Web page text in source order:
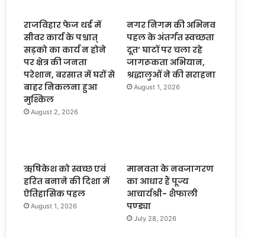
राजविहार फेज थर्ड में
सीवर कार्य के पश्चात्
सड़को का कार्य न होने
पर क्षेत्र की जनता
परेशान, बरसात में घरों से
बाहर निकलना हुआ
मुश्किल
August 2, 2026
नगर निगम की अभिनव
पहल के अंतर्गत स्वच्छता
दूत’ घाटों पर चला रहे
जागरूकता अभियान,
श्रद्धालुओं ने की सराहना
August 1, 2026
ऋषिकेश को स्वच्छ एवं
हरित बनाने की दिशा में
ऐतिहासिक पहल
August 1, 2026
मानवता के नवजागरण
का आधार हैं पूज्य
आचार्यश्री- शैफाली
पण्ड्या
July 28, 2026